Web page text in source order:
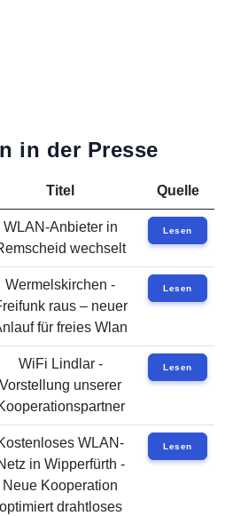
in der Presse
Titel Quelle
WLAN-Anbieter in
wechselt
Lesen
Wermelskirchen -
raus – neuer
für freies Wlan
Lesen
WiFi Lindlar -
Vorstellung unserer
Lesen
WLAN-
in Wipperfürth -
Neue Kooperation
optimiert drahtloses
Lesen